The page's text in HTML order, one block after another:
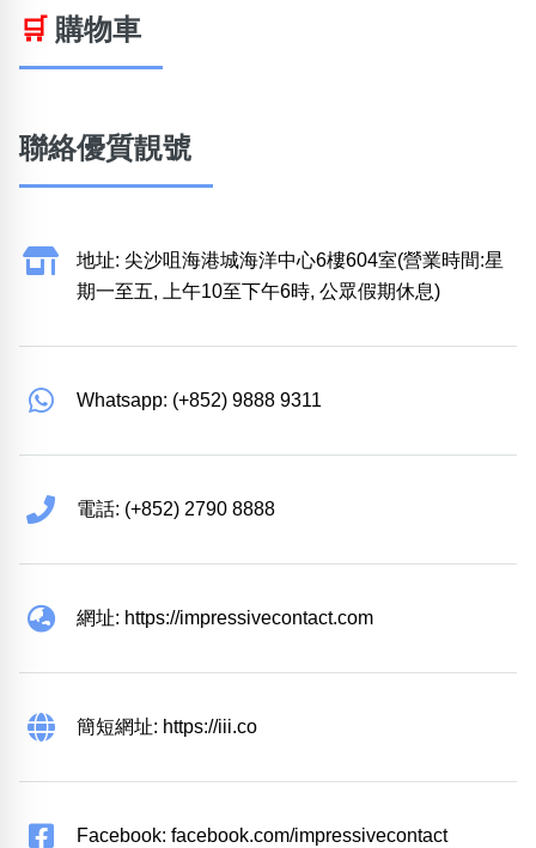
🛒 購物車
聯絡優質靚號
地址: 尖沙咀海港城海洋中心6樓604室(營業時間:星
期一至五, 上午10至下午6時, 公眾假期休息)
Whatsapp: (+852) 9888 9311
電話: (+852) 2790 8888
網址: https://impressivecontact.com
簡短網址: https://iii.co
Facebook: facebook.com/impressivecontact